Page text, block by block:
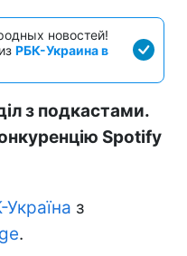
новостей!
РБК-Украина в
з подкастами.
Spotify
Україна з
.